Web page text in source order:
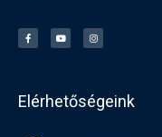
Elérhetőségeink